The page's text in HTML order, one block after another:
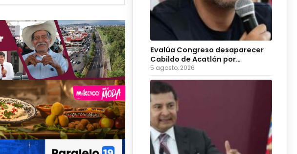
Evalúa Congreso desaparecer
Cabildo de Acatlán por
ingobernabilidad
5 agosto, 2026